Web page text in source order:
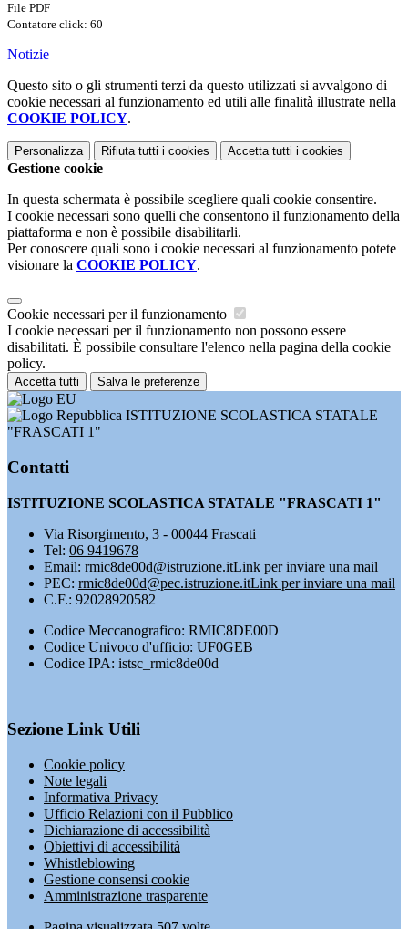
File PDF
Contatore click: 60
Notizie
Questo sito o gli strumenti terzi da questo utilizzati si avvalgono di
cookie necessari al funzionamento ed utili alle finalità illustrate nella
COOKIE POLICY.
Personalizza Rifiuta tutti i cookies Accetta tutti i cookies
Gestione cookie
In questa schermata è possibile scegliere quali cookie consentire.
I cookie necessari sono quelli che consentono il funzionamento della
piattaforma e non è possibile disabilitarli.
Per conoscere quali sono i cookie necessari al funzionamento potete
visionare la COOKIE POLICY.
Cookie necessari per il funzionamento
I cookie necessari per il funzionamento non possono essere
disabilitati. È possibile consultare l'elenco nella pagina della cookie
policy.
Accetta tutti Salva le preferenze
ISTITUZIONE SCOLASTICA STATALE
"FRASCATI 1"
Contatti
ISTITUZIONE SCOLASTICA STATALE "FRASCATI 1"
Via Risorgimento, 3 - 00044 Frascati
Tel: 06 9419678
Email: rmic8de00d@istruzione.itLink per inviare una mail
PEC: rmic8de00d@pec.istruzione.itLink per inviare una mail
C.F.: 92028920582
Codice Meccanografico: RMIC8DE00D
Codice Univoco d'ufficio: UF0GEB
Codice IPA: istsc_rmic8de00d
Sezione Link Utili
Cookie policy
Note legali
Informativa Privacy
Ufficio Relazioni con il Pubblico
Dichiarazione di accessibilità
Obiettivi di accessibilità
Whistleblowing
Gestione consensi cookie
Amministrazione trasparente